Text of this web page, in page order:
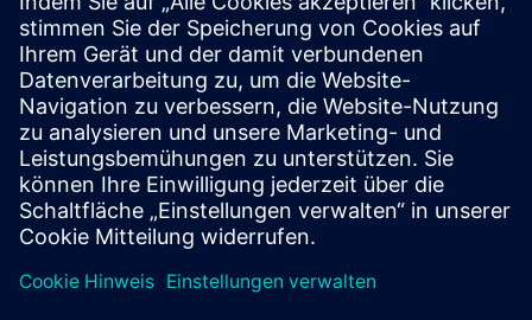
Anfrage Exklusivtraining
Haben Sie Bedarf an einem höheren Schulungsangebot und
brauchen ein exklusives Training – entweder vor Ort bei Ihnen,
virtuell oder in einem SITRAIN Trainingscenter? Nachdem Sie
uns Ihre persönlichen Daten und Ihren Trainingsbedarf
übermittelt haben, bekommen Sie von uns ein Angebot für eine
exklusive Schulung.
Exklusives Angebot anfragen